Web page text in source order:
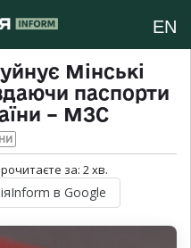
EN
Мінські
паспорти
– МЗС
за: 2хв.
в Google